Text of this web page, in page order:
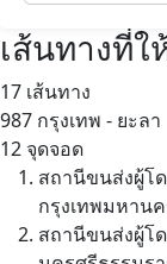
เส้นทางที่ใ
17 เส้นทาง
987 กรุงเทพ - ยะลา
12 จุดจอด
สถานีขนส่งผู้โ
กรุงเทพมหาน
สถานีขนส่งผู้โ